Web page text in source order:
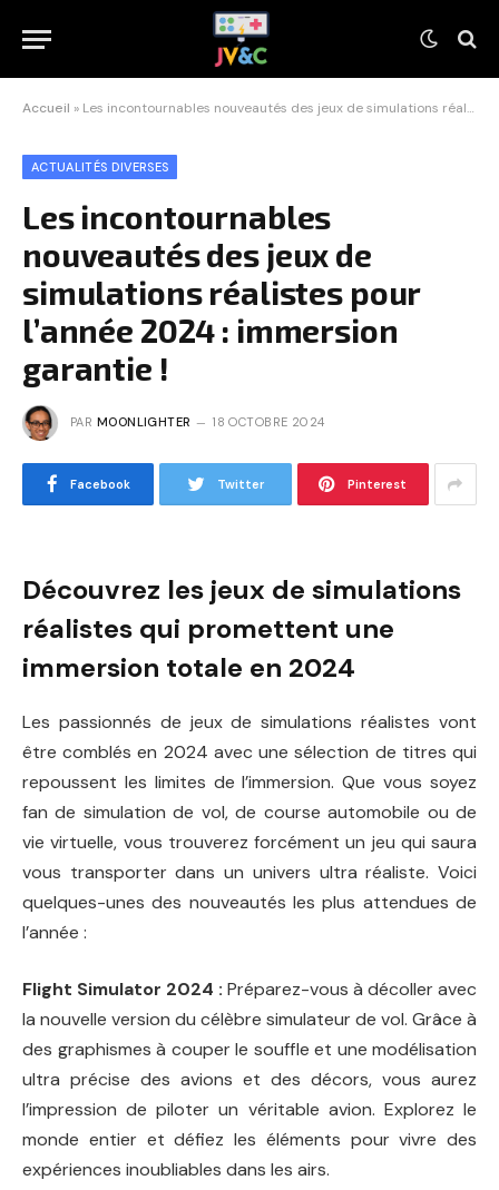
Accueil » Les incontournables nouveautés des jeux de simulations réalistes pour l’année 2024 : immersion garantie !
ACTUALITÉS DIVERSES
Les incontournables
nouveautés des jeux de
simulations réalistes pour
l’année 2024 : immersion
garantie !
PAR MOONLIGHTER 18 OCTOBRE 2024
Facebook Twitter Pinterest
Découvrez les jeux de simulations
réalistes qui promettent une
immersion totale en 2024
Les passionnés de jeux de simulations réalistes vont
être comblés en 2024 avec une sélection de titres qui
repoussent les limites de l’immersion. Que vous soyez
fan de simulation de vol, de course automobile ou de
vie virtuelle, vous trouverez forcément un jeu qui saura
vous transporter dans un univers ultra réaliste. Voici
quelques-unes des nouveautés les plus attendues de
l’année :
Flight Simulator 2024 : Préparez-vous à décoller avec
la nouvelle version du célèbre simulateur de vol. Grâce à
des graphismes à couper le souffle et une modélisation
ultra précise des avions et des décors, vous aurez
l’impression de piloter un véritable avion. Explorez le
monde entier et défiez les éléments pour vivre des
expériences inoubliables dans les airs.